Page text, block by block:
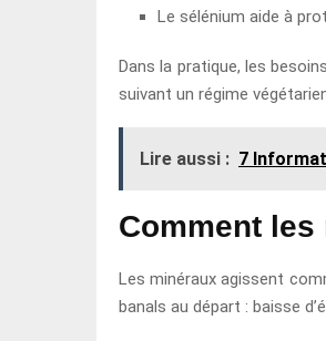
Le sélénium aide à
Dans la pratique, les
suivant un régime
Lire aussi : 7
Comment
Les minéraux agissent
banals au départ : baisse